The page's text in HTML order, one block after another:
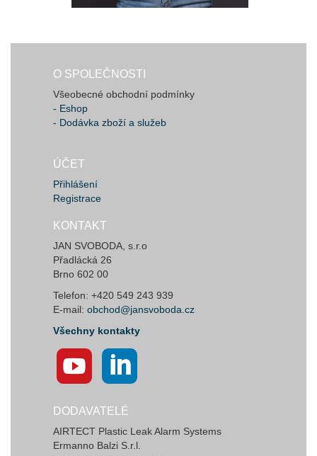
O SPOLEČNOSTI
Všeobecné obchodní podmínky
- Eshop
- Dodávka zboží a služeb
ÚČET
Přihlášení
Registrace
KONTAKT
JAN SVOBODA, s.r.o
Přadlácká 26
Brno 602 00
Telefon: +420 549 243 939
E-mail: obchod@jansvoboda.cz
Všechny kontakty
DODAVATELÉ
AIRTECT Plastic Leak Alarm Systems
Ermanno Balzi S.r.l.